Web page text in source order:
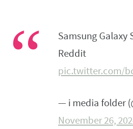
Samsung Galaxy
Reddit
pic.twitter.com/
— i media folder
November 26,